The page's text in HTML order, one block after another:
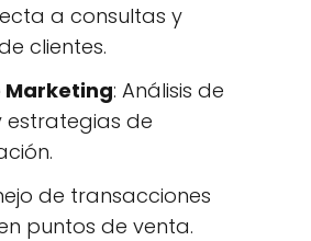
a consultas y
clientes.
Marketing: Análisis de
estrategias de
de transacciones
puntos de venta.